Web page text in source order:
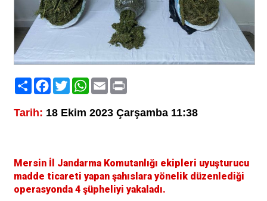
PaylaşFacebook
TwitterWhatsApp
EmailPrint
Tarih: 18 Ekim 2023 Çarşamba 11:38
Mersin İl Jandarma Komutanlığı ekipleri uyuşturucu
madde ticareti yapan şahıslara yönelik düzenlediği
operasyonda 4 şüpheliyi yakaladı.